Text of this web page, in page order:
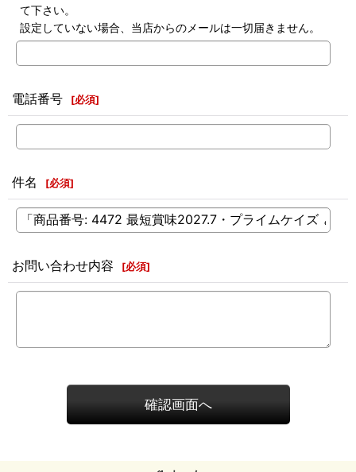
て下さい。
設定していない場合、当店からのメールは一切届きません。
電話番号 [必須]
件名 [必須]
お問い合わせ内容 [必須]
確認画面へ